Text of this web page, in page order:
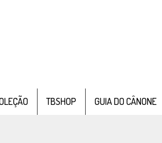
TBSHOP GUIA DO CÂNONE